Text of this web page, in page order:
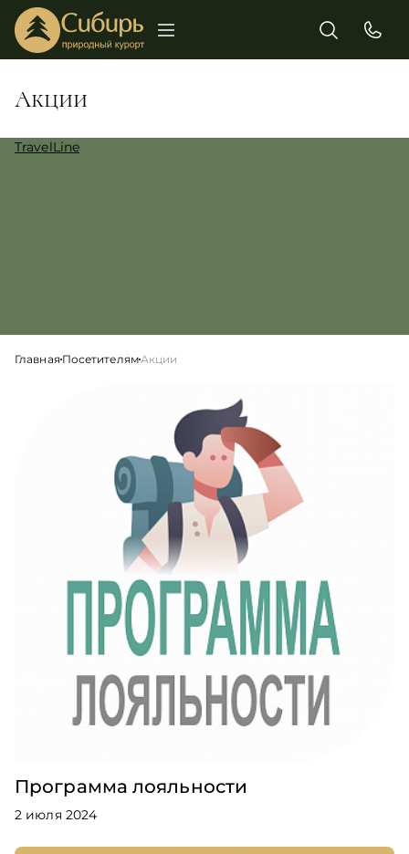
Акции
TravelLine
ГлавнаяПосетителямАкции
Программа лояльности
2 июля 2024